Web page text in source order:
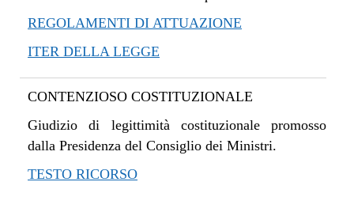
REGOLAMENTI DI ATTUAZIONE
ITER DELLA LEGGE
CONTENZIOSO COSTITUZIONALE
Giudizio di legittimità costituzionale promosso
dalla Presidenza del Consiglio dei Ministri.
TESTO RICORSO